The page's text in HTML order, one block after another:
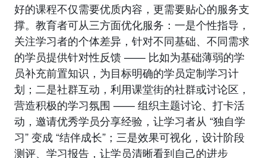
好的课程不仅需要优质内容，更需要贴心的服务支
撑。教育者可从三方面优化服务：一是个性指导，
关注学习者的个体差异，针对不同基础、不同需求
的学员提供针对性反馈 —— 比如为基础薄弱的学
员补充前置知识，为目标明确的学员定制学习计
划；二是社群互动，利用课堂街的社群或讨论区，
营造积极的学习氛围 —— 组织主题讨论、打卡活
动，邀请优秀学员分享经验，让学习者从 “独自学
习” 变成 “结伴成长”；三是效果可视化，设计阶段
测评、学习报告，让学员清晰看到自己的进步